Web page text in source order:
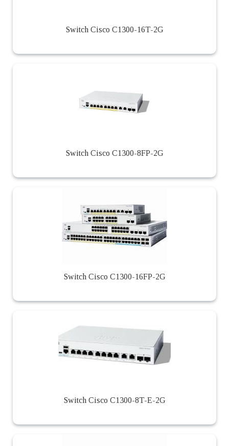
Switch Cisco C1300-16T-2G
Switch Cisco C1300-8FP-2G
Switch Cisco C1300-16FP-2G
Switch Cisco C1300-8T-E-2G